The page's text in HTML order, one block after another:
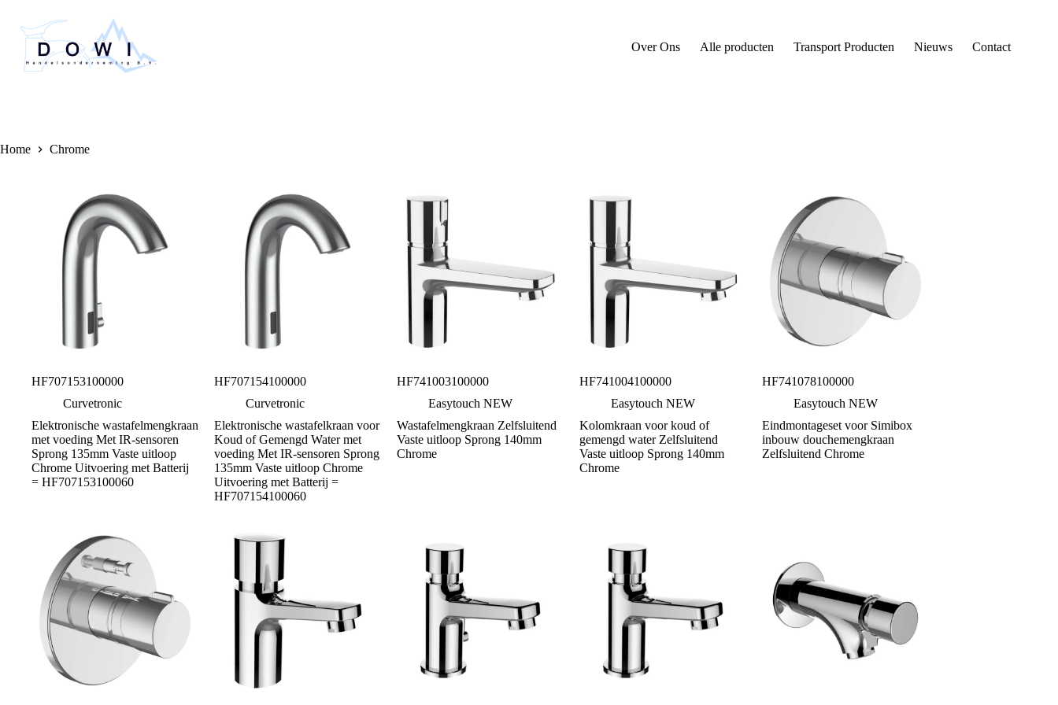
Over Ons Alle producten Transport Producten Nieuws Contact
Home Chrome
HF707153100000
Curvetronic
Elektronische wastafelmengkraan
met voeding Met IR-sensoren
Sprong 135mm Vaste uitloop
Chrome Uitvoering met Batterij
= HF707153100060
HF707154100000
Curvetronic
Elektronische wastafelkraan voor
Koud of Gemengd Water met
voeding Met IR-sensoren Sprong
135mm Vaste uitloop Chrome
Uitvoering met Batterij =
HF707154100060
HF741003100000
Easytouch NEW
Wastafelmengkraan Zelfsluitend
Vaste uitloop Sprong 140mm
Chrome
HF741004100000
Easytouch NEW
Kolomkraan voor koud of
gemengd water Zelfsluitend
Vaste uitloop Sprong 140mm
Chrome
HF741078100000
Easytouch NEW
Eindmontageset voor Simibox
inbouw douchemengkraan
Zelfsluitend Chrome